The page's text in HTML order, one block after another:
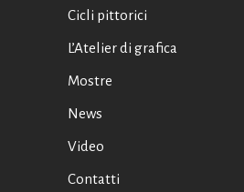
Cicli pittorici
L’Atelier di grafica
Mostre
News
Video
Contatti